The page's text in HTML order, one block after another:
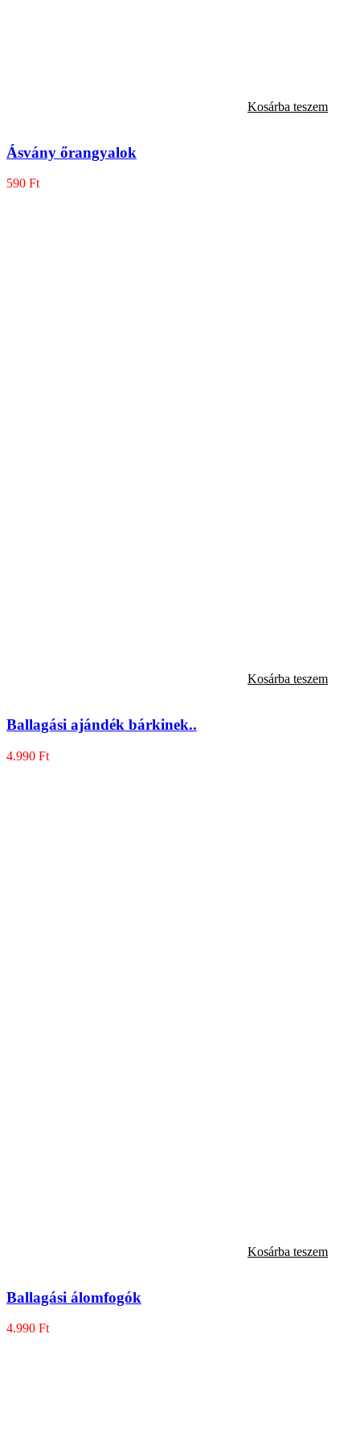
Kosárba teszem
Ásvány őrangyalok
590 Ft
Kosárba teszem
Ballagási ajándék bárkinek..
4.990 Ft
Kosárba teszem
Ballagási álomfogók
4.990 Ft